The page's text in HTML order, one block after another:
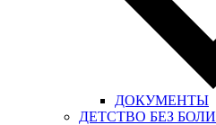
ДОКУМЕНТЫ
ДЕТСТВО БЕЗ БОЛИ